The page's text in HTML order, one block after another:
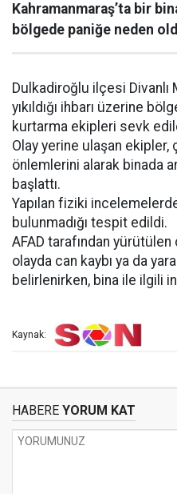
Kahramanmaraş’ta bir
bölgede paniğe neden
Dulkadiroğlu ilçesi Divanlı
yıkıldığı ihbarı üzerine
kurtarma ekipleri sevk
Olay yerine ulaşan
önlemlerini alarak binada
başlattı.
Yapılan fiziki
bulunmadığı tespit edildi.
AFAD tarafından yürütülen
olayda can kaybı ya da
belirlenirken, bina ile ilgili
Kaynak:
HABERE YORUM KAT